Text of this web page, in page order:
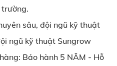
sâu, đội ngũ kỹ thuật
ngũ kỹ thuật Sungrow
Bảo hành 5 NĂM - Hỗ